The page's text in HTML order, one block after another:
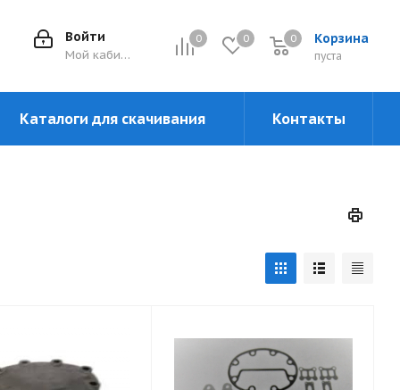
0 0 Корзина
0
пуста
0
Войти
Мой кабинет
Каталоги для скачивания Контакты